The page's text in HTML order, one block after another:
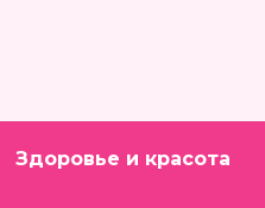
Здоровье и красота